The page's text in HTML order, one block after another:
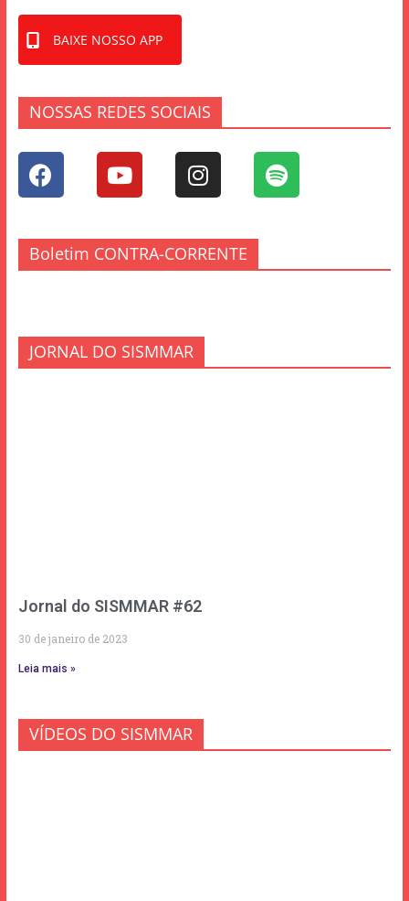
BAIXE NOSSO APP
NOSSAS REDES SOCIAIS
Boletim CONTRA-CORRENTE
JORNAL DO SISMMAR
Jornal do SISMMAR #62
30 de janeiro de 2023
Leia mais »
VÍDEOS DO SISMMAR